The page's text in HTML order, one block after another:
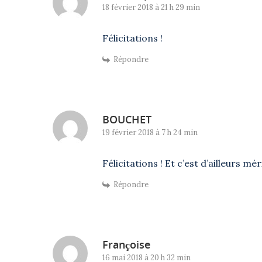
18 février 2018 à 21 h 29 min
Félicitations !
Répondre
BOUCHET
19 février 2018 à 7 h 24 min
Félicitations ! Et c’est d’ailleurs
Répondre
Françoise
16 mai 2018 à 20 h 32 min